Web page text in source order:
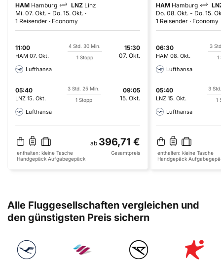
HAM Hamburg LNZ Linz
Mi. 07. Okt. - Do. 15. Okt.
1 Reisender
Economy
11:00
HAM 07. Okt.
4 Std. 30 Min.
1 Stopp
15:30
07. Okt.
Lufthansa
05:40
LNZ 15. Okt.
3 Std. 25 Min.
1 Stopp
09:05
15. Okt.
Lufthansa
ab 396,71 €
enthalten: kleine Tasche
Handgepäck Aufgabegepäck
Gesamtpreis
HAM Hamburg
Do. 08. Okt. - Do. 15.
1 Reisender
Economy
06:30
HAM 08. Okt.
3
1
Lufthansa
05:40
LNZ 15. Okt.
3
1
Lufthansa
enthalten: kleine Tasche
Handgepäck
Alle Fluggesellschaften vergleichen und
den günstigsten Preis sichern